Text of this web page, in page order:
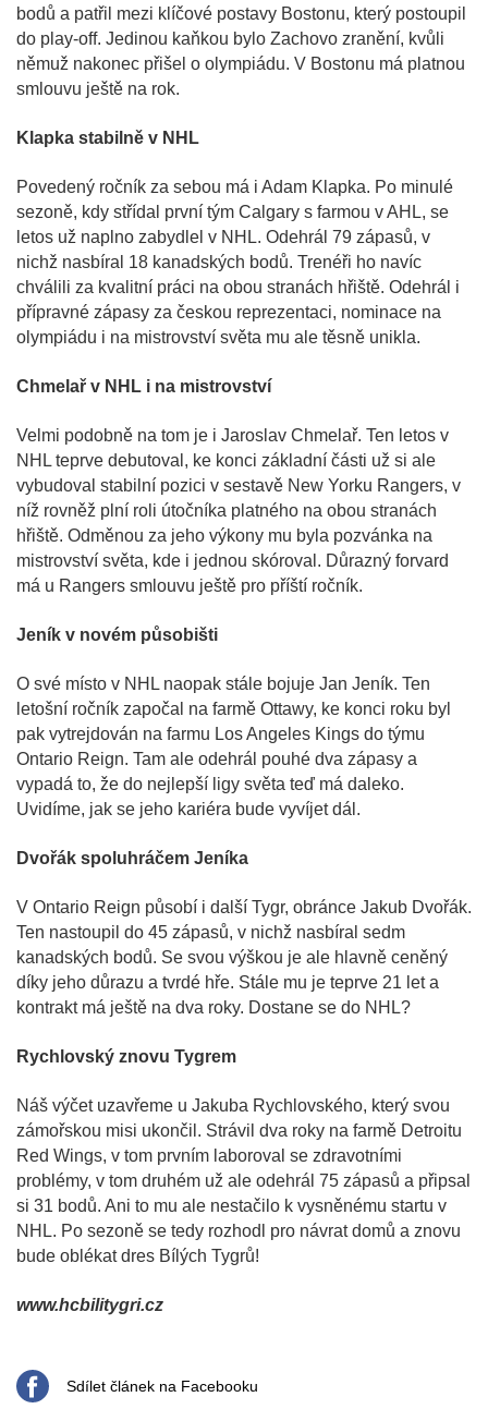
bodů a patřil mezi klíčové postavy Bostonu, který postoupil
do play-off. Jedinou kaňkou bylo Zachovo zranění, kvůli
němuž nakonec přišel o olympiádu. V Bostonu má platnou
smlouvu ještě na rok.
Klapka stabilně v NHL
Povedený ročník za sebou má i Adam Klapka. Po minulé
sezoně, kdy střídal první tým Calgary s farmou v AHL, se
letos už naplno zabydlel v NHL. Odehrál 79 zápasů, v
nichž nasbíral 18 kanadských bodů. Trenéři ho navíc
chválili za kvalitní práci na obou stranách hřiště. Odehrál i
přípravné zápasy za českou reprezentaci, nominace na
olympiádu i na mistrovství světa mu ale těsně unikla.
Chmelař v NHL i na mistrovství
Velmi podobně na tom je i Jaroslav Chmelař. Ten letos v
NHL teprve debutoval, ke konci základní části už si ale
vybudoval stabilní pozici v sestavě New Yorku Rangers, v
níž rovněž plní roli útočníka platného na obou stranách
hřiště. Odměnou za jeho výkony mu byla pozvánka na
mistrovství světa, kde i jednou skóroval. Důrazný forvard
má u Rangers smlouvu ještě pro příští ročník.
Jeník v novém působišti
O své místo v NHL naopak stále bojuje Jan Jeník. Ten
letošní ročník započal na farmě Ottawy, ke konci roku byl
pak vytrejdován na farmu Los Angeles Kings do týmu
Ontario Reign. Tam ale odehrál pouhé dva zápasy a
vypadá to, že do nejlepší ligy světa teď má daleko.
Uvidíme, jak se jeho kariéra bude vyvíjet dál.
Dvořák spoluhráčem Jeníka
V Ontario Reign působí i další Tygr, obránce Jakub Dvořák.
Ten nastoupil do 45 zápasů, v nichž nasbíral sedm
kanadských bodů. Se svou výškou je ale hlavně ceněný
díky jeho důrazu a tvrdé hře. Stále mu je teprve 21 let a
kontrakt má ještě na dva roky. Dostane se do NHL?
Rychlovský znovu Tygrem
Náš výčet uzavřeme u Jakuba Rychlovského, který svou
zámořskou misi ukončil. Strávil dva roky na farmě Detroitu
Red Wings, v tom prvním laboroval se zdravotními
problémy, v tom druhém už ale odehrál 75 zápasů a připsal
si 31 bodů. Ani to mu ale nestačilo k vysněnému startu v
NHL. Po sezoně se tedy rozhodl pro návrat domů a znovu
bude oblékat dres Bílých Tygrů!
www.hcbilitygri.cz
Sdílet článek na Facebooku